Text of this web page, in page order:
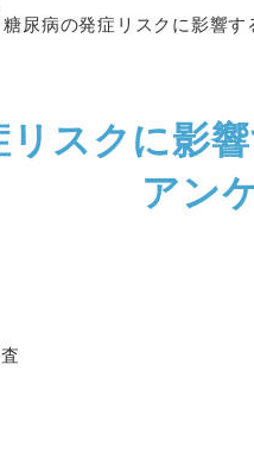
糖尿病の発症リスクに影響す
スクに影
アン